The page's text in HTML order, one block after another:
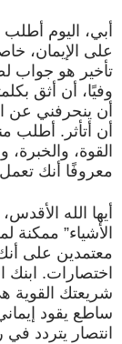
أبي، اليوم
على الإيمان،
تأخير هو جواب
وفيًا، أن أثق
أن ينحرفني عن
أن أتأثر. أطلب
القوة،
معروفًا أنك
أيها الله
الأشياء” ممكنة
معتمدين على
اختصارات.
شريعتك القوية
ساطع يقود
انتصار يتردد